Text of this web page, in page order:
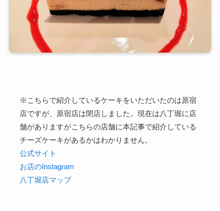
※こちらで紹介しているケーキをいただいたのは原宿
店ですが、原宿店は閉店しました。現在は八丁堀に店
舗がありますがこちらの店舗に本記事で紹介している
チーズケーキがあるかはわかりません。
公式サイト
お店のInstagram
八丁堀店マップ